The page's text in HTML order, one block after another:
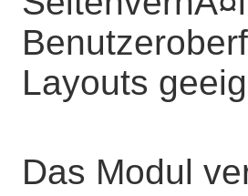
Layouts
Das Modul